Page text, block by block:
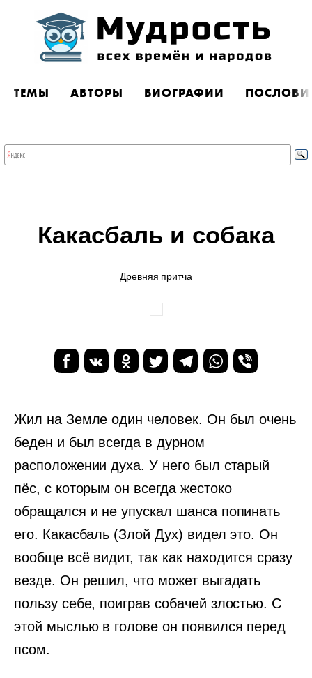
ТЕМЫ АВТОРЫ БИОГРАФИИ
Какасбаль и собака
Древняя притча
Жил на Земле один человек. Он был очень
беден и был всегда в дурном
расположении духа. У него был старый
пёс, с которым он всегда жестоко
обращался и не упускал шанса попинать
его. Какасбаль (Злой Дух) видел это. Он
вообще всё видит, так как находится сразу
везде. Он решил, что может выгадать
пользу себе, поиграв собачей злостью. С
этой мыслью в голове он появился перед
псом.